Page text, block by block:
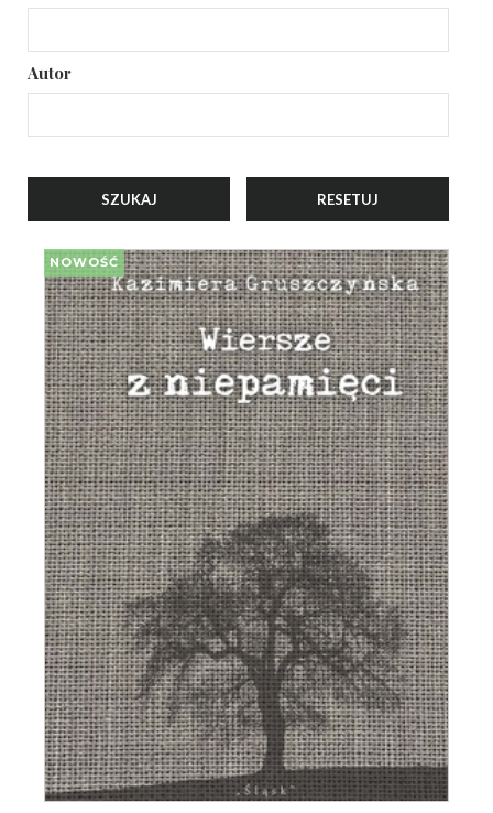
Autor
NOWOŚĆ